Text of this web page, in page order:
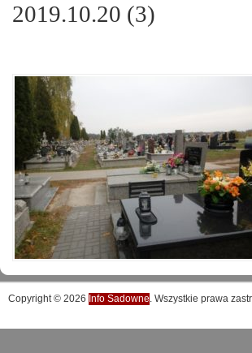
2019.10.20 (3)
Copyright © 2026 Info Sadowne. Wszystkie prawa